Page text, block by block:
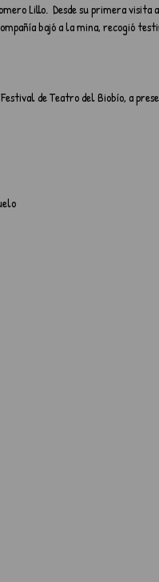
Lillo.  Desde su primera visita
bajó a la mina, recogió
de Teatro del Biobío, a